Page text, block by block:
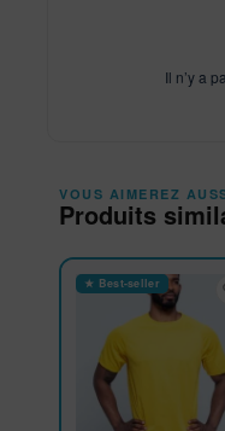
Il n’y a
VOUS AIMEREZ
Produits
★ Best-seller